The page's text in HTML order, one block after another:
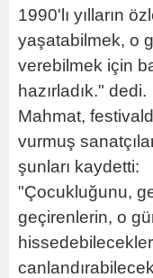
1990'lı yılların
yaşatabilmek, o
verebilmek için
hazırladık." dedi.
Mahmat,
vurmuş
şunları kaydetti:
"Çocukluğunu,
geçirenlerin, o